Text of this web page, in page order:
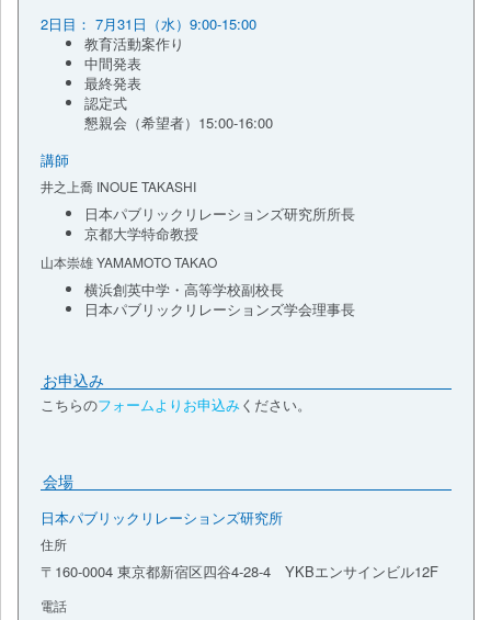
2日目： 7月31日（水）9:00-15:00
教育活動案作り
中間発表
最終発表
認定式
懇親会（希望者）15:00-16:00
講師
井之上喬 INOUE TAKASHI
日本パブリックリレーションズ研究所所長
京都大学特命教授
山本崇雄 YAMAMOTO TAKAO
横浜創英中学・高等学校副校長
日本パブリックリレーションズ学会理事長
お申込み
こちらのフォームよりお申込みください。
会場
日本パブリックリレーションズ研究所
住所
〒160-0004 東京都新宿区四谷4-28-4 YKBエンサインビル12F
電話